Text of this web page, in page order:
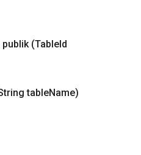
publik (TableId
tableName)